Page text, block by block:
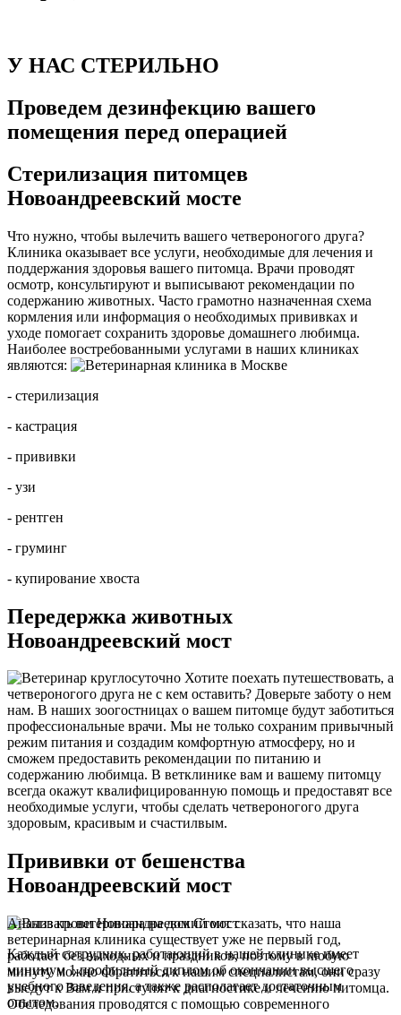
У НАС СТЕРИЛЬНО
Проведем дезинфекцию вашего
помещения перед операцией
Стерилизация питомцев
Новоандреевский мосте
Что нужно, чтобы вылечить вашего четвероногого друга?
Клиника оказывает все услуги, необходимые для лечения и
поддержания здоровья вашего питомца. Врачи проводят
осмотр, консультируют и выписывают рекомендации по
содержанию животных. Часто грамотно назначенная схема
кормления или информация о необходимых прививках и
уходе помогает сохранить здоровье домашнего любимца.
Наиболее востребованными услугами в наших клиниках
являются:
- стерилизация
- кастрация
- прививки
- узи
- рентген
- груминг
- купирование хвоста
Передержка животных
Новоандреевский мост
Хотите поехать путешествовать, а
четвероногого друга не с кем оставить? Доверьте заботу о нем
нам. В наших зоогостницах о вашем питомце будут заботиться
профессиональные врачи. Мы не только сохраним привычный
режим питания и создадим комфортную атмосферу, но и
сможем предоставить рекомендации по питанию и
содержанию любимца. В ветклинике вам и вашему питомцу
всегда окажут квалифицированную помощь и предоставят все
необходимые услуги, чтобы сделать четвероногого друга
здоровым, красивым и счастилвым.
Прививки от бешенства
Новоандреевский мост
Стоит сказать, что наша
ветеринарная клиника существует уже не первый год,
работает без выходных и праздников, поэтому в любую
минуту можно обратиться к нашим специалистам, они сразу
выедут к Вам и приступят к диагностике и лечению питомца.
Обследования проводятся с помощью современного
Анализ крови Новоандреевский мост
Каждый сотрудник, работающий в нашей клинике имеет
минимум 1 профильный диплом об окончании высшего
учебного заведения, а также располагает достаточным
опытом.